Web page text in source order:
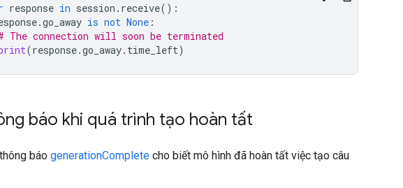
response in session . receive():
.go_away is not None :
The connection will soon be terminated
(response.go_away. time_left)
báo khi quá trình tạo hoàn tất
báo generationComplete cho biết mô hình đã hoàn tất việc tạo câu